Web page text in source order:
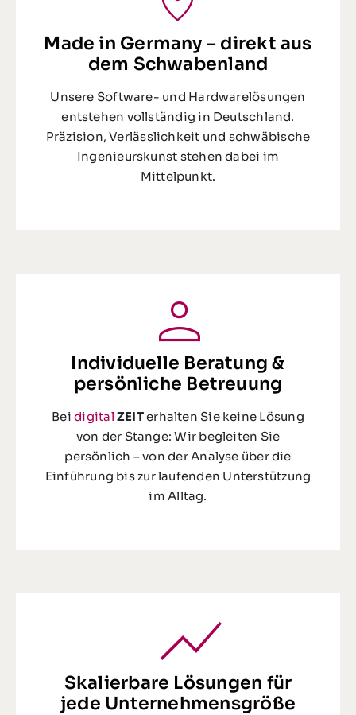
Made in Germany – direkt aus
dem Schwabenland
Unsere Software- und Hardwarelösungen
entstehen vollständig in Deutschland.
Präzision, Verlässlichkeit und schwäbische
Ingenieurskunst stehen dabei im
Mittelpunkt.
Individuelle Beratung &
persönliche Betreuung
Beidigital ZEITerhalten Sie keine Lösung
von der Stange: Wir begleiten Sie
persönlich – von der Analyse über die
Einführung bis zur laufenden Unterstützung
im Alltag.
Skalierbare Lösungen für
jede Unternehmensgröße